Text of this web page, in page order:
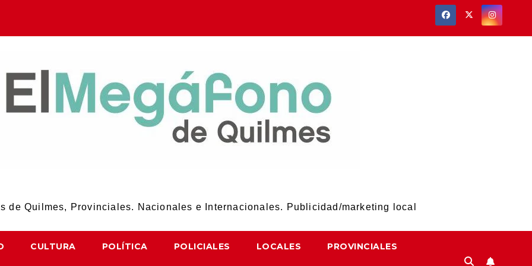
de Quilmes, Provinciales. Nacionales e Internacionales. Publicidad/marketing local
CULTURA POLÍTICA POLICIALES LOCALES PROVINCIALES